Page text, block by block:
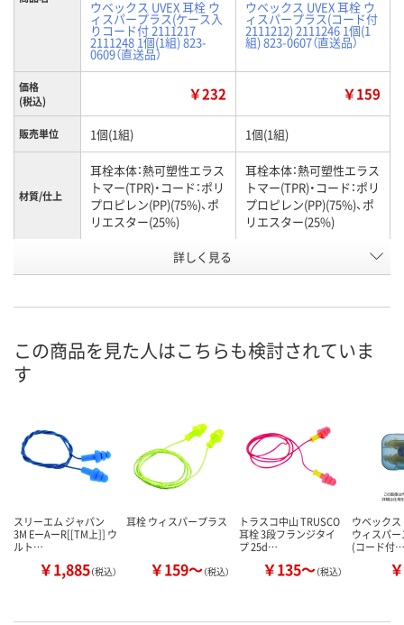
ウベックス UVEX 耳栓 ウ
ィスパープラス(ケース入
りコード付 2111217
2111248 1個(1組) 823-
0609（直送品）
ウベックス UVEX 耳栓 ウ
ィスパープラス(コード付
2111212) 2111246 1個(1
組) 823-0607（直送品）
価格
(税込)
￥232 ￥159
販売単位 1個(1組) 1個(1組)
材質/仕上
耳栓本体：熱可塑性エラス
トマー(TPR)・コード：ポリ
プロピレン(PP)(75%)、ポ
リエスター(25%)
耳栓本体：熱可塑性エラス
トマー(TPR)・コード：ポリ
プロピレン(PP)(75%)、ポ
リエスター(25%)
お届け日 8月13日（木） 8月13日（木）
カゴへ
詳しく見る
この商品を見た人はこちらも検討されていま
す
スリーエム ジャパン
3M EーAーR[[TM上]] ウ
ルト…
￥1,885（税込）
耳栓 ウィスパープラス
￥159～（税込）
トラスコ中山 TRUSCO
耳栓 3段フランジタイ
プ 25d…
￥135～（税込）
ウベックス
ウィスパ
(コード付…